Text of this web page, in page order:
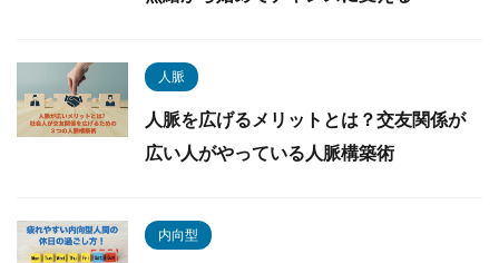
人脈
人脈を広げるメリットとは？交友関係が
広い人がやっている人脈構築術
内向型